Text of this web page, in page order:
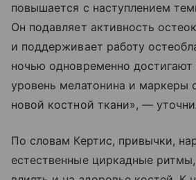
повышается с наступлением
Он подавляет активность
и поддерживает работу
ночью одновременно
уровень мелатонина и маркеры
новой костной ткани», —
По словам Кертис, привычки,
естественные циркадные